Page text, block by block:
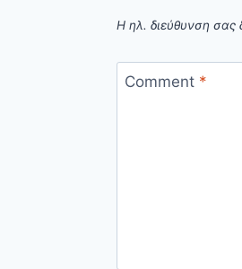
Η ηλ. διεύθυνση σας
Comment *